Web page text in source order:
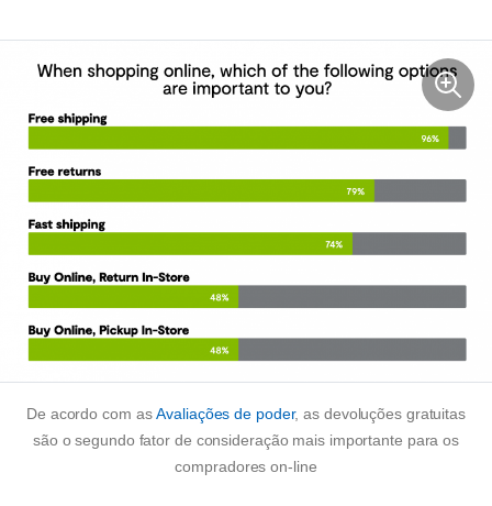
De acordo com asAvaliações de poder, as devoluções gratuitas
são o segundo fator de consideração mais importante para os
compradores on-line